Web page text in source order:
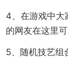
4、在游戏中大
的网友在这里
5、随机技艺组